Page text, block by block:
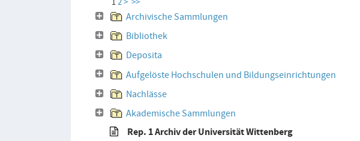
1
Archivische Sammlungen
Bibliothek
Deposita
Aufgelöste Hochschulen und Bildungseinrichtungen
Nachlässe
Akademische Sammlungen
Rep. 1 Archiv der Universität Wittenberg